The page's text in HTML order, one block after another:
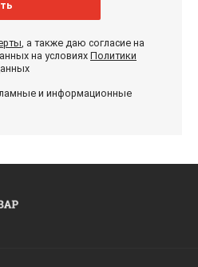
, а также даю согласие на
на условиях Политики
и информационные